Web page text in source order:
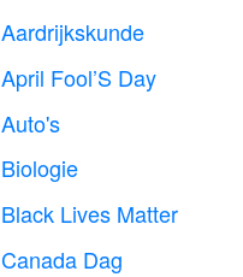
Aardrijkskunde
April Fool’S Day
Auto's
Biologie
Black Lives Matter
Canada Dag